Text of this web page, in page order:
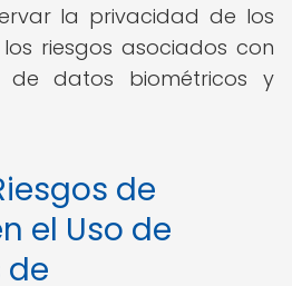
la privacidad de los
riesgos asociados con
de datos biométricos y
de
el Uso de
de